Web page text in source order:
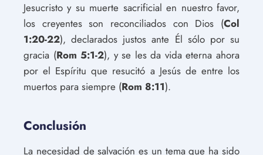
Jesucristo y su muerte sacrificial en nuestro favor,
los creyentes son reconciliados con Dios (Col
1:20-22), declarados justos ante Él sólo por su
gracia (Rom 5:1-2), y se les da vida eterna ahora
por el Espíritu que resucitó a Jesús de entre los
muertos para siempre (Rom 8:11).
Conclusión
La necesidad de salvación es un tema que ha sido